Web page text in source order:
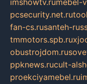
imshowtv.rumebel-
pcsecurity.net.ru
fan-cs.rusanteh-
tmmotors.spb.ru
obustrojdom.ru
ppknews.rucult-
proekciyamebel.ru